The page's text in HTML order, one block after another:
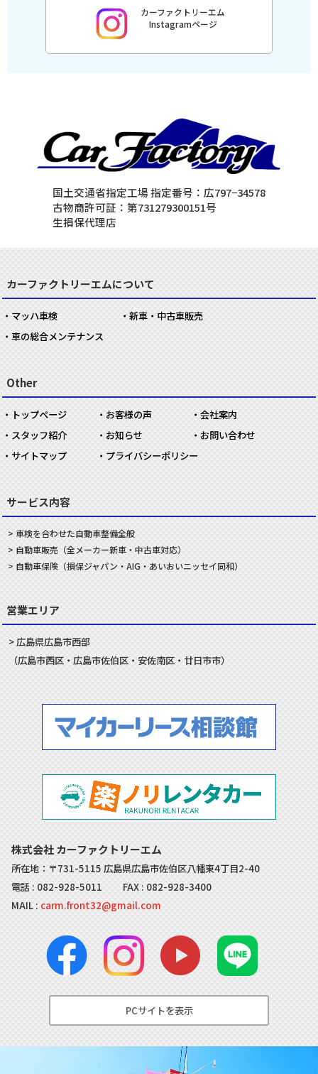
カーファクトリーエム
Instagramページ
国土交通省指定工場 指定番号：広797−34578
古物商許可証：第731279300151号
生損保代理店
カーファクトリーエムについて
マッハ車検
新車・中古車販売
車の総合メンテナンス
Other
トップページ お客様の声
会社案内
スタッフ紹介
お知らせ
お問い合わせ
サイトマップ
プライバシーポリシー
サービス内容
車検を合わせた自動車整備全般
自動車販売 （全メーカー新車・中古車対応）
自動車保険（損保ジャパン・AIG・あいおいニッセイ同和）
営業エリア
広島県広島市西部
（広島市西区・ 広島市佐伯区・ 安佐南区・ 廿日市市）
株式会社 カーファクトリーエム
所在地：〒731-5115 広島県広島市佐伯区八幡東4丁目2-40
電話 : 082-928-5011 FAX : 082-928-3400
MAIL : carm.front32@gmail.com
PCサイトを表示